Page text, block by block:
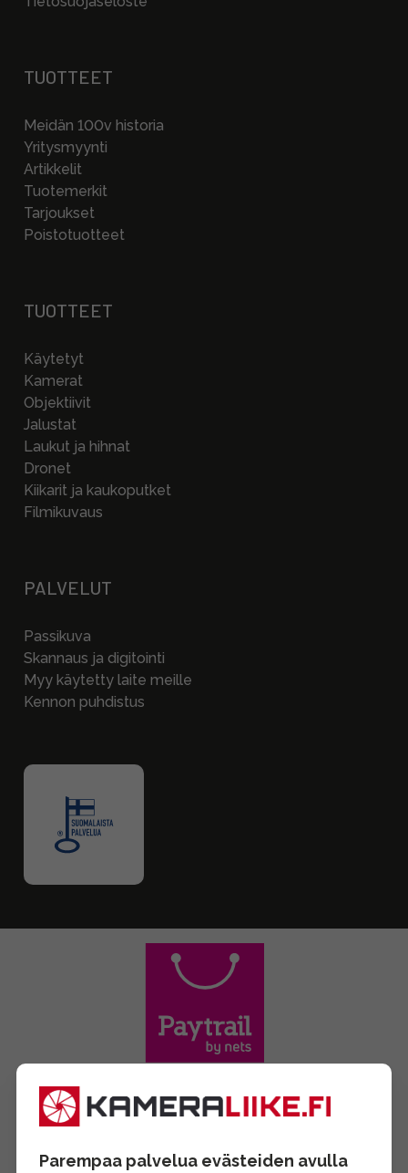
TUOTTEET
Meidän 100v historia
Yritysmyynti
Artikkelit
Tuotemerkit
Tarjoukset
Poistotuotteet
TUOTTEET
Käytetyt
Kamerat
Objektiivit
Jalustat
Laukut ja hihnat
Dronet
Kiikarit ja kaukoputket
Filmikuvaus
PALVELUT
Passikuva
Skannaus ja digitointi
Myy käytetty laite meille
Kennon puhdistus
Parempaa palvelua evästeiden avulla